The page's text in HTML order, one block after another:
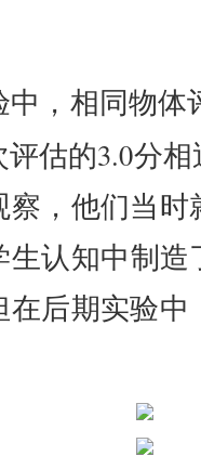
，相同物体
估的3.0分相
，他们当
生认知中制
后期实验